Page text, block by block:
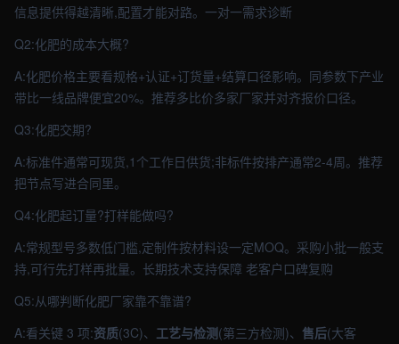
信息提供得越清晰,配置才能对路。一对一需求诊断
Q2:化肥的成本大概?
A:化肥价格主要看规格+认证+订货量+结算口径影响。同参数下产业
带比一线品牌便宜20%。推荐多比价多家厂家并对齐报价口径。
Q3:化肥交期?
A:标准件通常可现货,1个工作日供货;非标件按排产通常2-4周。推荐
把节点写进合同里。
Q4:化肥起订量?打样能做吗?
A:常规型号多数低门槛,定制件按材料设一定MOQ。采购小批一般支
持,可行先打样再批量。长期技术支持保障 老客户口碑复购
Q5:从哪判断化肥厂家靠不靠谱?
A:看关键 3 项:资质(3C)、 工艺与检测(第三方检测)、 售后(大客